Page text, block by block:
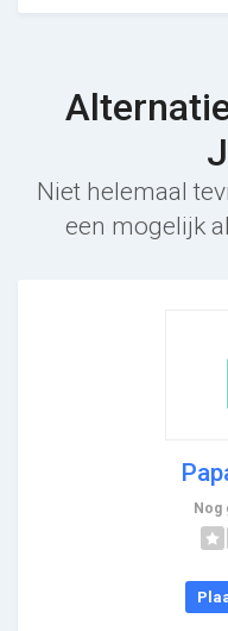
Niet helemaal
een mogelijk
Nog